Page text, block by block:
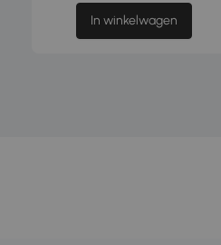
In winkelwagen